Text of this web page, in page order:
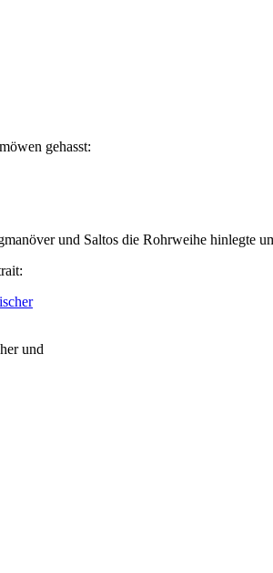
gehasst:
und Saltos die Rohrweihe hinlegte
und